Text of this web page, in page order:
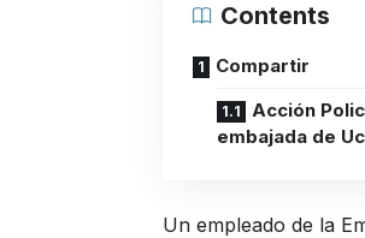
Contents
Compartir
Acción
embajada de
Un empleado de la